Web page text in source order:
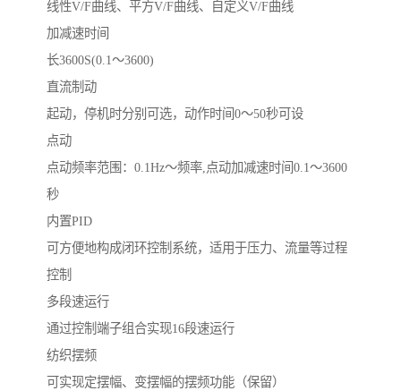
线性V/F曲线、平方V/F曲线、自定义V/F曲线
加减速时间
长3600S(0.1～3600)
直流制动
起动，停机时分别可选，动作时间0～50秒可设
点动
点动频率范围：0.1Hz～频率,点动加减速时间0.1～3600
秒
内置PID
可方便地构成闭环控制系统，适用于压力、流量等过程
控制
多段速运行
通过控制端子组合实现16段速运行
纺织摆频
可实现定摆幅、变摆幅的摆频功能（保留）